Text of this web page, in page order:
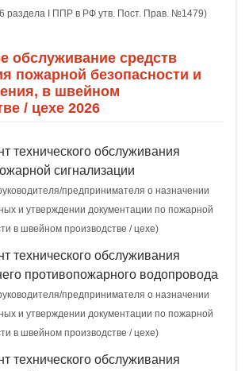
раздела I ППР в РФ утв. Пост. Прав. №1479)
обслуживание средств
пожарной безопасности и
в швейном
/ цехе 2026
технического обслуживания
сигнализации
предпринимателя о назначении
и утверждении документации по пожарной
в швейном производстве / цехе)
технического обслуживания
противопожарного водопровода
предпринимателя о назначении
и утверждении документации по пожарной
в швейном производстве / цехе)
технического обслуживания